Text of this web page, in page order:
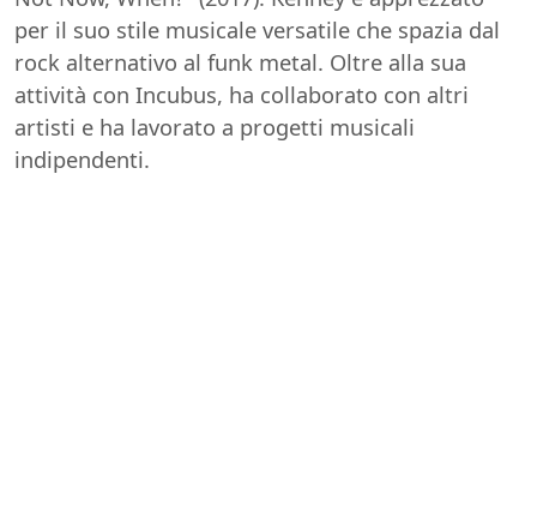
per il suo stile musicale versatile che spazia dal
rock alternativo al funk metal. Oltre alla sua
attività con Incubus, ha collaborato con altri
artisti e ha lavorato a progetti musicali
indipendenti.